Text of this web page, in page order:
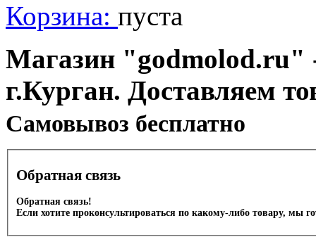
Корзина: пуста
Магазин "godmolod.ru"
г.Курган. Доставляем
Cамовывоз бесплатно
Обратная связь
Обратная связь!
Если хотите проконсультироваться по какому-либо товару, мы